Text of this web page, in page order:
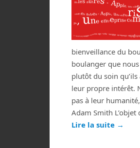
bienveillance du
boulanger que
plutôt du soin
leur propre intérêt.
pas à leur
Adam Smith
Lire la suite →